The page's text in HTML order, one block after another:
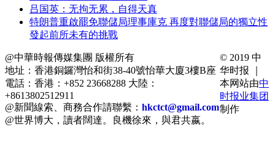
吕国英：无拘无累，自得天真
特朗普重啟罷免聯儲局理事庫克 再度對聯儲局的獨立性
發起前所未有的挑戰
@中華時報傳媒集團 版權所有
地址：香港銅鑼灣怡和街38-40號怡華大廈3樓B座
電話：香港：+852 23668288 大陸：
+8613802512911
@新聞線索、商務合作請聯繫： hkctct@gmail.com
@世界博大，讀者闊達。良機徐來，與君共嬴。
© 2019 中
华时报 ｜
本网站由中
时报业集团
制作